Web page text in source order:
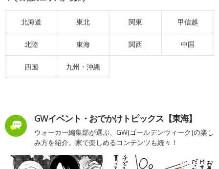
北海道 東北 関東 甲信越
北陸 東海 関西 中国
四国 九州・沖縄
GWイベント・おでかけトピックス【東海】
ウォーカー編集部が選ぶ、GW(ゴールデンウィーク)の楽し
み方を紹介。家で楽しめるコンテンツも続々！